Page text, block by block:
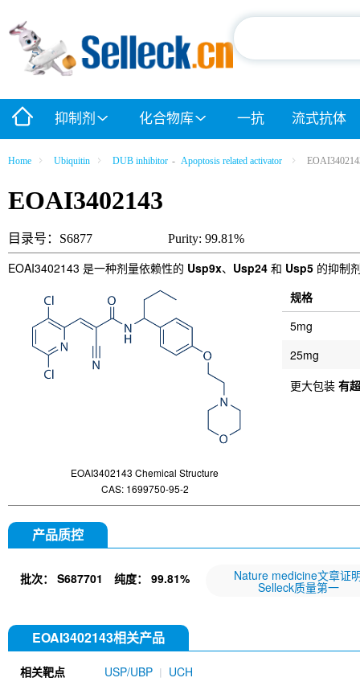
抑制剂 化合物库 一抗 流式抗体
Home Ubiquitin DUB inhibitor - Apoptosis related activator
EOAI3402143
目录号：S6877 Purity: 99.81%
EOAI3402143 是一种剂量依赖性的 Usp9x、 Usp24 和 Usp5 的抑制
EOAI3402143 Chemical Structure
CAS: 1699750-95-2
规格
5mg
25mg
更大包装 有
产品质控
批次： S687701 纯度： 99.81% Nature medicine文章证
Selleck质量第一
EOAI3402143相关产品
相关靶点 USP/UBP
UCH